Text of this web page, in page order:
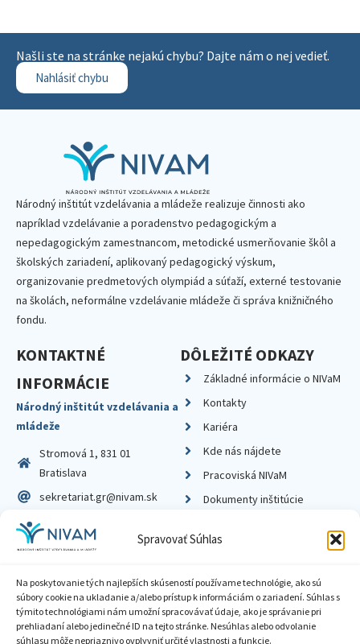
Spravovať Súhlas
Na poskytovanie tých najlepších skúseností používame technológie, ako sú
súbory cookie na ukladanie a/alebo prístup k informáciám o zariadení. Súhlas s
týmito technológiami nám umožní spracovávať údaje, ako je správanie pri
prehliadaní alebo jedinečné ID na tejto stránke. Nesúhlas alebo odvolanie
súhlasu môže nepriaznivo ovplyvniť určité vlastnosti a funkcie.
Našli ste na stránke nejakú chybu? Dajte nám o nej vedieť.
Nahlásiť chybu
Národný inštitút vzdelávania a mládeže realizuje činnosti ako
napríklad vzdelávanie a poradenstvo pedagogickým a
nepedagogickým zamestnancom, metodické usmerňovanie škôl a
školských zariadení, aplikovaný pedagogický výskum,
organizovanie predmetových olympiád a súťaží, externé testovanie
na školách, neformálne vzdelávanie mládeže či správa knižničného
fondu.
KONTAKTNÉ
INFORMÁCIE
Národný inštitút vzdelávania a
mládeže
Stromová 1, 831 01
Bratislava
sekretariat.gr@nivam.sk
IČO: 00164348
DIČ: 2020798714
DÔLEŽITÉ ODKAZY
Základné informácie o NIVaM
Kontakty
Kariéra
Kde nás nájdete
Pracoviská NIVaM
Dokumenty inštitúcie
Zásady ochrany súkromia